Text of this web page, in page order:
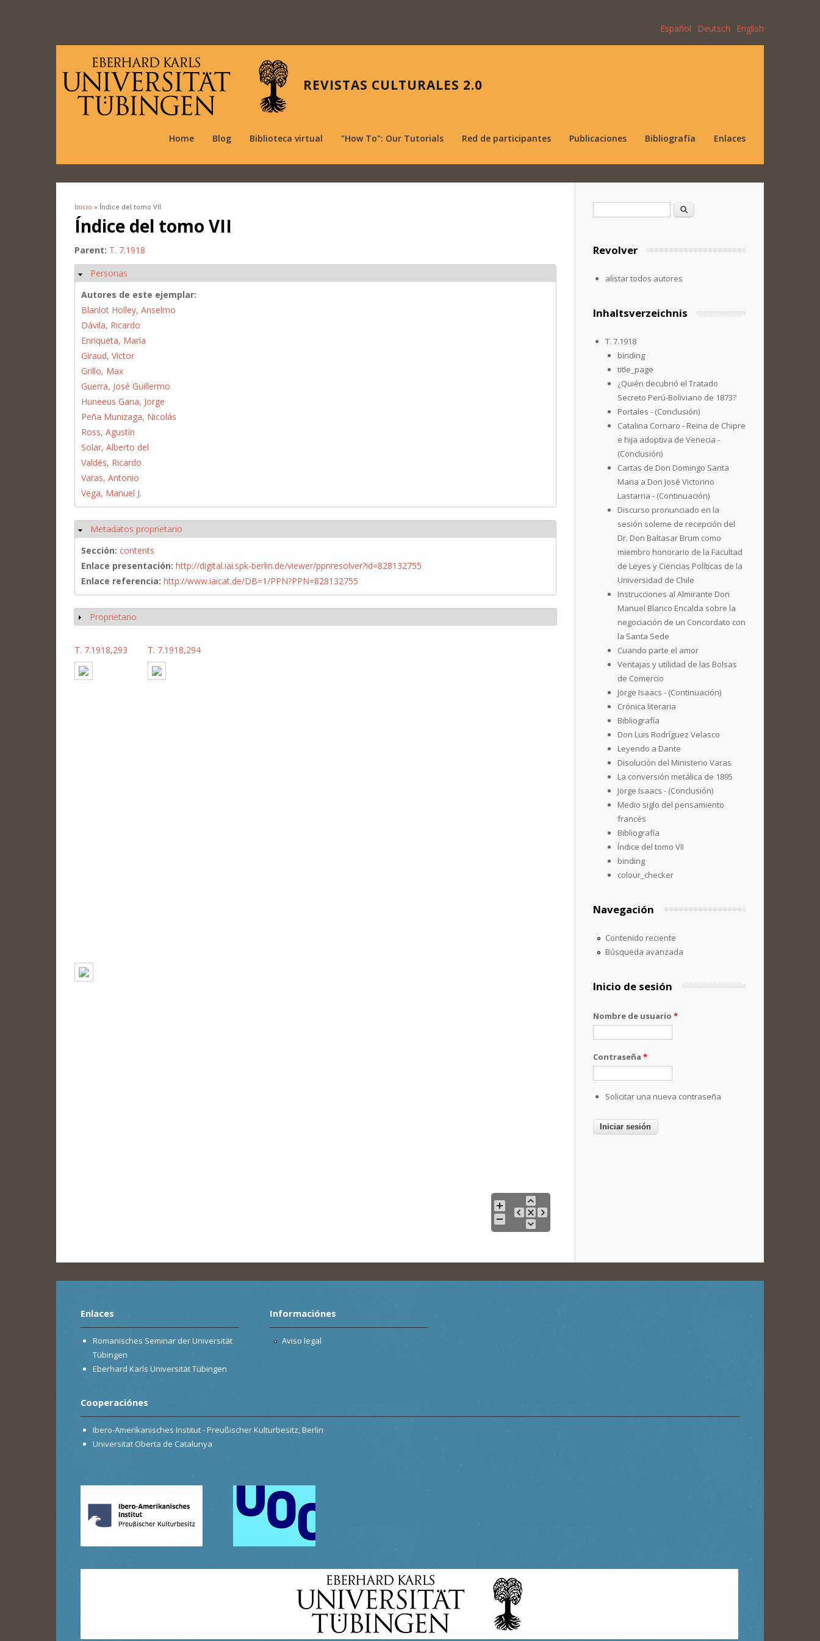
Español Deutsch English
REVISTAS CULTURALES 2.0
Home Blog Biblioteca virtual "How To": Our Tutorials Red de participantes Publicaciones Bibliografía Enlaces
Se encuentra usted aquí
Inicio » Índice del tomo VII
Índice del tomo VII
Parent: T. 7.1918
Ocultar
Personas
Autores de este ejemplar:
Blanlot Holley, Anselmo
Dávila, Ricardo
Enriqueta, María
Giraud, Victor
Grillo, Max
Guerra, José Guillermo
Huneeus Gana, Jorge
Peña Munizaga, Nicolás
Ross, Agustín
Solar, Alberto del
Valdés, Ricardo
Varas, Antonio
Vega, Manuel J.
Ocultar
Metadatos proprietario
Sección: contents
Enlace presentación: http://digital.iai.spk-berlin.de/viewer/ppnresolver?id=828132755
Enlace referencia: http://www.iaicat.de/DB=1/PPN?PPN=828132755
Mostrar
Proprietario
T. 7.1918,293 T. 7.1918,294
Formulario de búsqueda
Buscar
Revolver
alistar todos autores
Inhaltsverzeichnis
T. 7.1918
binding
title_page
¿Quién decubrió el Tratado
Secreto Perú-Boliviano de 1873?
Portales - (Conclusión)
Catalina Cornaro - Reina de Chipre
e hija adoptiva de Venecia -
(Conclusión)
Cartas de Don Domingo Santa
Maria a Don José Victorino
Lastarria - (Continuación)
Discurso pronunciado en la
sesión soleme de recepción del
Dr. Don Baltasar Brum como
miembro honorario de la Facultad
de Leyes y Ciencias Políticas de la
Universidad de Chile
Instrucciones al Almirante Don
Manuel Blanco Encalda sobre la
negociación de un Concordato con
la Santa Sede
Cuando parte el amor
Ventajas y utilidad de las Bolsas
de Comercio
Jorge Isaacs - (Continuación)
Crónica literaria
Bibliografía
Don Luis Rodríguez Velasco
Leyendo a Dante
Disolución del Ministerio Varas
La conversión metálica de 1895
Jorge Isaacs - (Conclusión)
Medio siglo del pensamiento
francés
Bibliografía
Índice del tomo VII
binding
colour_checker
Navegación
Contenido reciente
Búsqueda avanzada
Inicio de sesión
Nombre de usuario *
Contraseña *
Solicitar una nueva contraseña
Enlaces
Romanisches Seminar der Universität
Tübingen
Eberhard Karls Universität Tübingen
Informaciónes
Aviso legal
Cooperaciónes
Ibero-Amerikanisches Institut - Preußischer Kulturbesitz, Berlin
Universitat Oberta de Catalunya